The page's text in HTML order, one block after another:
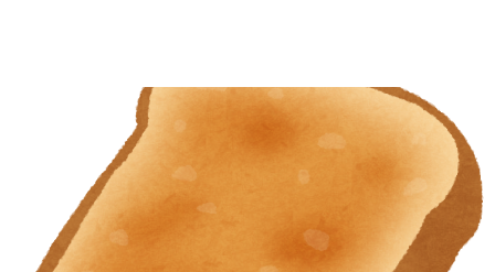
トピックス
TBS Podcast
お知らせ
イベント・グッズ
YouTube
会社情報